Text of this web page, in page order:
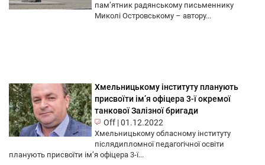
пам’ятник радянському письменнику
Миколі Островському – автору...
Хмельницькому інституту планують
присвоїти ім’я офіцера 3-ї окремої
танкової Залізної бригади
Off |01.12.2022
Хмельницькому обласному інституту
післядипломної педагогічної освіти
планують присвоїти ім’я офіцера 3-ї...